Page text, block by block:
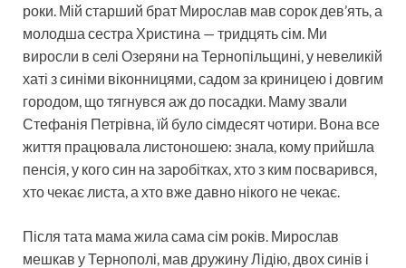
роки. Мій старший брат Мирослав мав сорок дев’ять, а
молодша сестра Христина — тридцять сім. Ми
виросли в селі Озеряни на Тернопільщині, у невеликій
хаті з синіми віконницями, садом за криницею і довгим
городом, що тягнувся аж до посадки. Маму звали
Стефанія Петрівна, їй було сімдесят чотири. Вона все
життя працювала листоношею: знала, кому прийшла
пенсія, у кого син на заробітках, хто з ким посварився,
хто чекає листа, а хто вже давно нікого не чекає.
Після тата мама жила сама сім років. Мирослав
мешкав у Тернополі, мав дружину Лідію, двох синів і